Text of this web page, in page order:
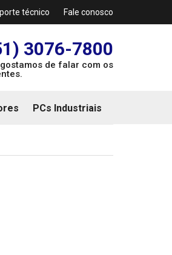
técnico Fale conosco
3076-7800
de falar com os
PCs Industriais